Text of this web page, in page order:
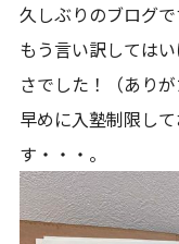
久しぶりのブログで
もう言い訳しては
さでした！（ありが
早めに入塾制限し
す・・・。